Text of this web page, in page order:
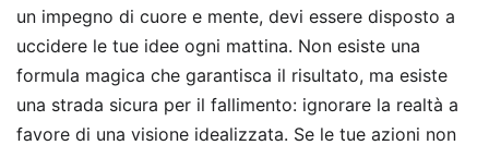
un impegno di cuore e mente, devi essere disposto a
uccidere le tue idee ogni mattina. Non esiste una
formula magica che garantisca il risultato, ma esiste
una strada sicura per il fallimento: ignorare la realtà a
favore di una visione idealizzata. Se le tue azioni non